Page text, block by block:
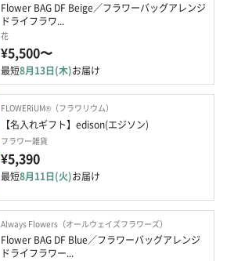
Flower BAG DF Beige／フラワーバッグアレンジ
ドライフラワ...
花
¥5,500〜
最短8月13日(木)お届け
FLOWERiUM®（フラワリウム）
【名入れギフト】edison(エジソン)
フラワー雑貨
¥5,390
最短8月11日(火)お届け
Always Flowers（オールウェイズフラワーズ）
Flower BAG DF Blue／フラワーバッグアレンジ
ドライフラワー...